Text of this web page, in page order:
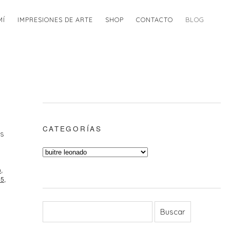
IMPRESIONES DE ARTE SHOP CONTACTO BLOG
,
,
CATEGORÍAS